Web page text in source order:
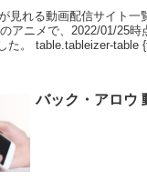
見れる動画配信サイト
アニメで、2022/01/25時
た。 table.tableizer-table
バック・アロウ